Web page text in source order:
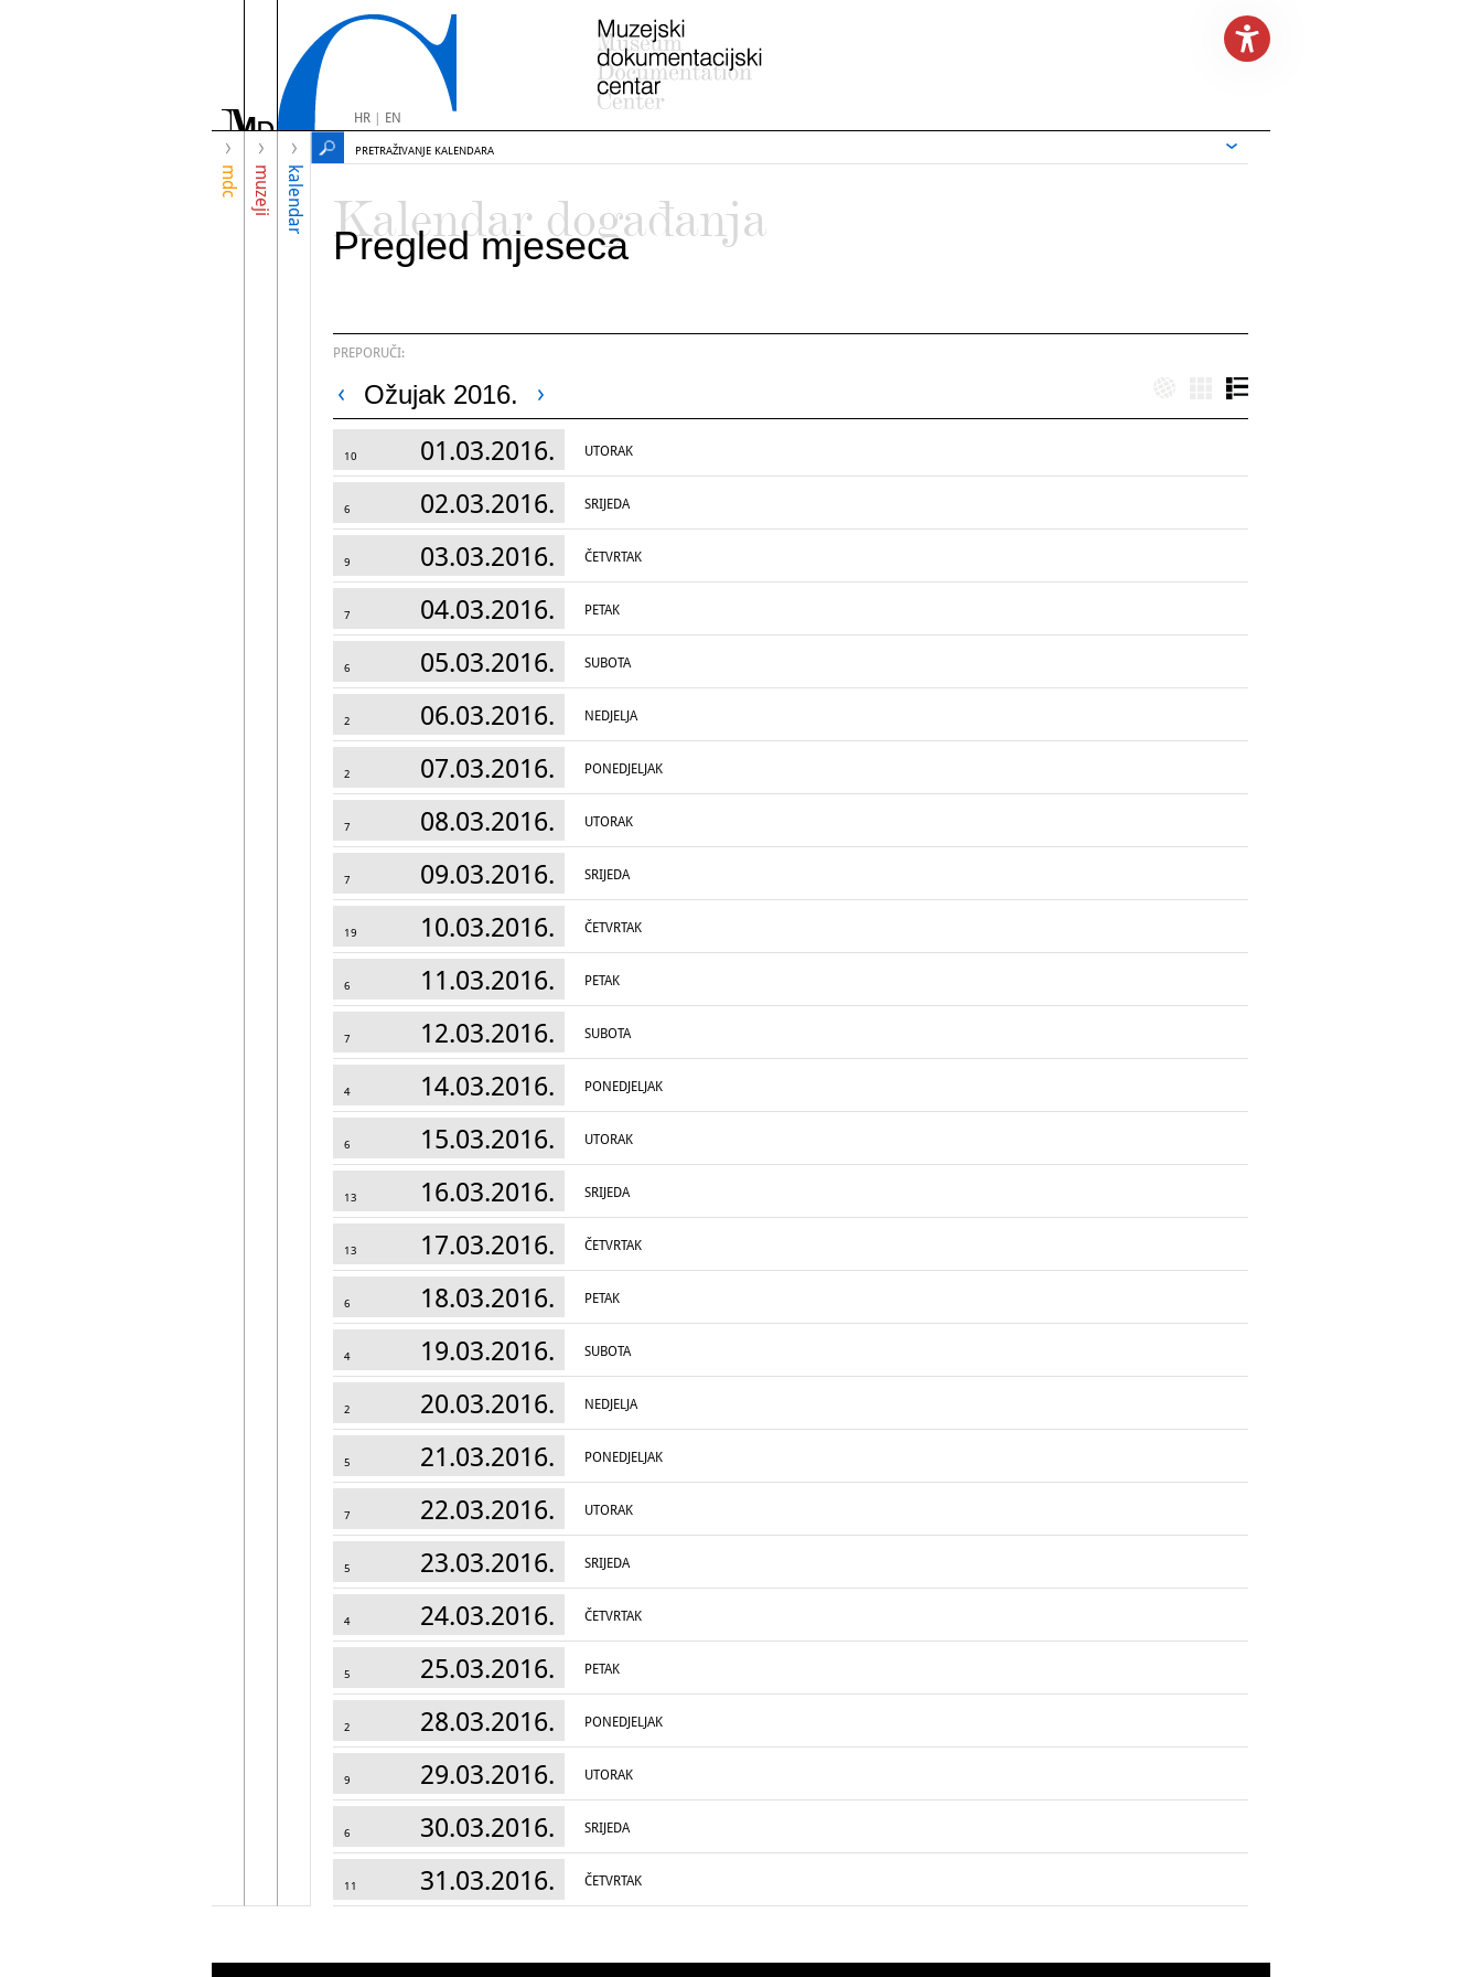
HR| EN
mdc muzeji kalendar
PRETRAŽIVANJE KALENDARA
Kalendar događanja
Pregled mjeseca
PREPORUČI:
Ožujak 2016.
10 01.03.2016. UTORAK
6 02.03.2016. SRIJEDA
9 03.03.2016. ČETVRTAK
7 04.03.2016. PETAK
6 05.03.2016. SUBOTA
2 06.03.2016. NEDJELJA
2 07.03.2016. PONEDJELJAK
7 08.03.2016. UTORAK
7 09.03.2016. SRIJEDA
19 10.03.2016. ČETVRTAK
6 11.03.2016. PETAK
7 12.03.2016. SUBOTA
4 14.03.2016. PONEDJELJAK
6 15.03.2016. UTORAK
13 16.03.2016. SRIJEDA
13 17.03.2016. ČETVRTAK
6 18.03.2016. PETAK
4 19.03.2016. SUBOTA
2 20.03.2016. NEDJELJA
5 21.03.2016. PONEDJELJAK
7 22.03.2016. UTORAK
5 23.03.2016. SRIJEDA
4 24.03.2016. ČETVRTAK
5 25.03.2016. PETAK
2 28.03.2016. PONEDJELJAK
9 29.03.2016. UTORAK
6 30.03.2016. SRIJEDA
11 31.03.2016. ČETVRTAK